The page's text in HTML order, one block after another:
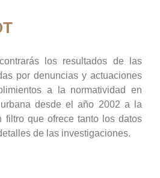
los resultados de las
por denuncias y actuaciones
a la normatividad en
desde el año 2002 a la
filtro que ofrece tanto los datos
de las investigaciones.